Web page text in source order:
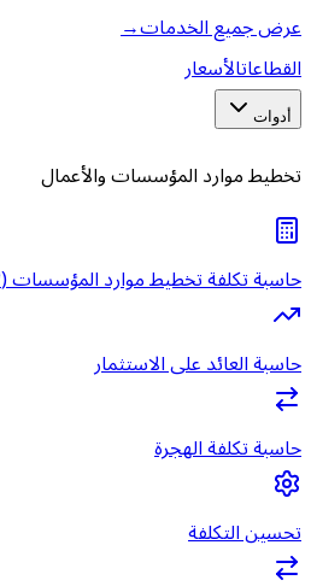
عرض جميع الخدمات→
القطاعاتالأسعار
أدوات
تخطيط موارد المؤسسات والأعمال
حاسبة تكلفة تخطيط موارد المؤسسات (ERP).
حاسبة العائد على الاستثمار
حاسبة تكلفة الهجرة
تحسين التكلفة